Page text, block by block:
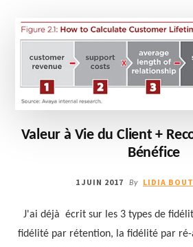
Valeur à Vie du Client +
Bénéfice
1 JUIN 2017 By LIDIA
J'ai déjà écrit sur les 3 types de
fidélité par rétention, la fidélité par